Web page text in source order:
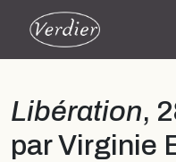
Libération,
par Virginie